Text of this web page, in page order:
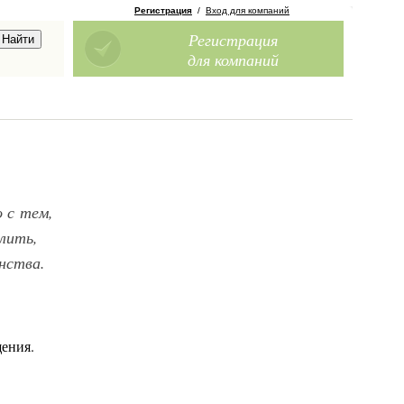
Регистрация / Вход для компаний
Регистрация
для компаний
с тем,